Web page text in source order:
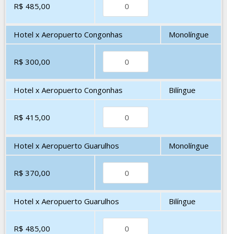
R$ 485,00
Hotel x Aeropuerto Congonhas Monolíngue
R$ 300,00
Hotel x Aeropuerto Congonhas Bilíngue
R$ 415,00
Hotel x Aeropuerto Guarulhos Monolíngue
R$ 370,00
Hotel x Aeropuerto Guarulhos Bilíngue
R$ 485,00